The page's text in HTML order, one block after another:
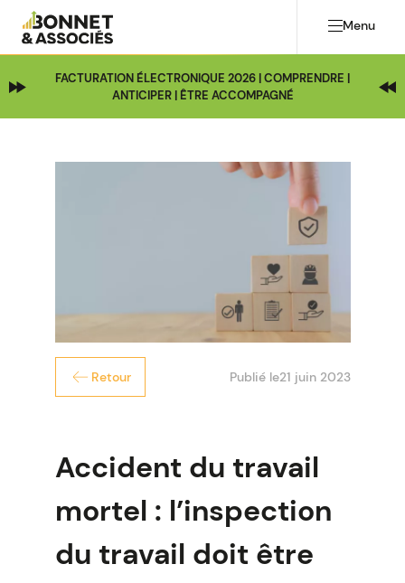
Menu
FACTURATION ÉLECTRONIQUE 2026 | COMPRENDRE |
ANTICIPER | ÊTRE ACCOMPAGNÉ
Retour Publié le21 juin 2023
Accident du travail
mortel : l’inspection
du travail doit être